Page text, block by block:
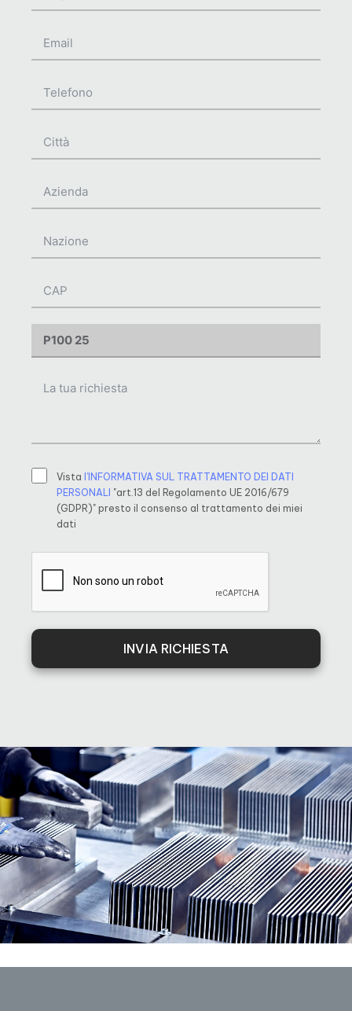
Vista l’INFORMATIVA SUL TRATTAMENTO DEI DATI
PERSONALI
"art.13 del Regolamento UE 2016/679
(GDPR)" presto il consenso al trattamento dei miei
dati
INVIA RICHIESTA